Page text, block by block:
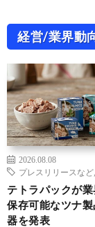
経営/業界動
2026.08.08
プレスリリースなど
テトラパックが
保存可能なツナ
器を発表